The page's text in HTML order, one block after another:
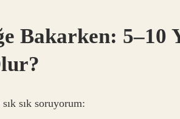
Bakarken: 5–10
sık soruyorum: